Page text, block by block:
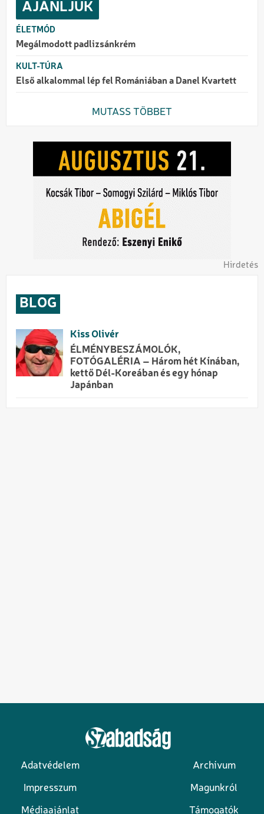
AJÁNLJUK
ÉLETMÓD
Megálmodott padlizsánkrém
KULT-TÚRA
Első alkalommal lép fel Romániában a Danel Kvartett
MUTASS TÖBBET
Hirdetés
BLOG
Kiss Olivér
ÉLMÉNYBESZÁMOLÓK,
FOTÓGALÉRIA – Három hét Kínában,
kettő Dél-Koreában és egy hónap
Japánban
Lábléc
Adatvédelem Archívum
Impresszum Magunkról
Médiaajánlat Támogatók